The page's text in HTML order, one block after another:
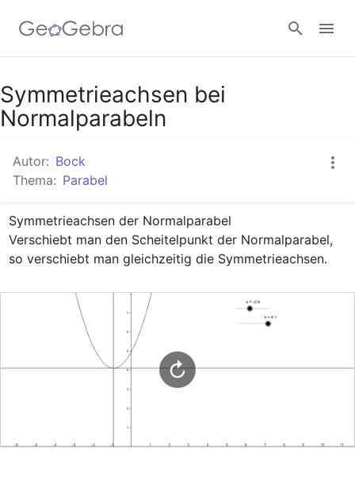
Google Classroom
Symmetrieachsen bei
Normalparabeln
Autor: Bock
Thema: Parabel
Symmetrieachsen der Normalparabel
Verschiebt man den Scheitelpunkt der Normalparabel,
so verschiebt man gleichzeitig die Symmetrieachsen.